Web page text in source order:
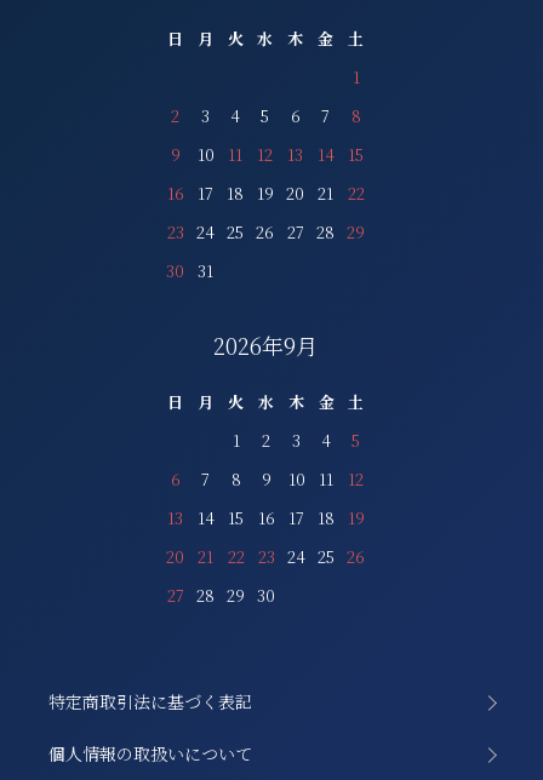
日 月 火 水 木 金
土
1
2
3 4 5 6 7
8
9
10 11 12 13 14
15
16
17 18 19 20 21
22
23 24 25 26 27 28 29
30
31
2026年9月
日 月 火 水 木 金
土
1
2 3 4
5
6
7 8 9 10 11
12
13
14 15 16 17 18
19
20
21 22 23 24 25 26
27 28 29 30
特定商取引法に基づく表記
個人情報の取扱いについて